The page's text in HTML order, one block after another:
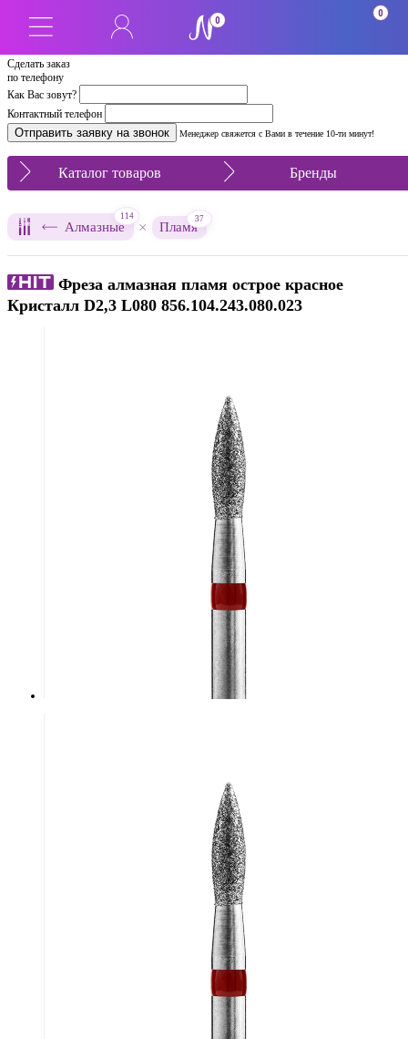
Сделать заказ
по телефону
Как Вас зовут?
Контактный телефон
Менеджер свяжется с Вами в течение 10-ти минут!
0
0
Каталог товаров Бренды
Алмазные
114
× Пламя
37
Фреза алмазная пламя острое красное
Кристалл D2,3 L080 856.104.243.080.023